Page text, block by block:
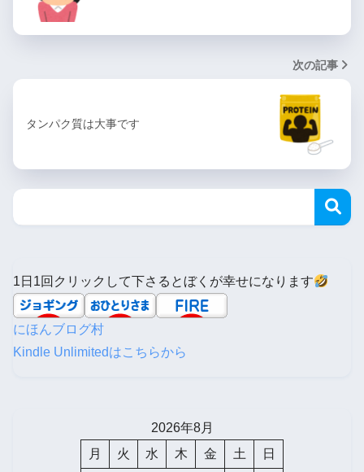
次の記事
タンパク質は大事です
1日1回クリックして下さるとぼくが幸せになります
にほんブログ村
Kindle Unlimitedはこちらから
2026年8月
月
火 水 木 金 土 日